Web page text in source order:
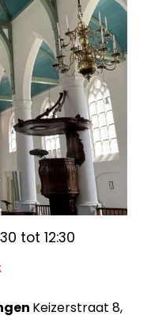
tot 12:30
Keizerstraat 8,